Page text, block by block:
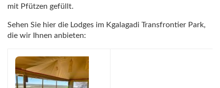
mit Pfützen gefüllt.
Sehen Sie hier die Lodges im Kgalagadi Transfrontier Park,
die wir Ihnen anbieten: